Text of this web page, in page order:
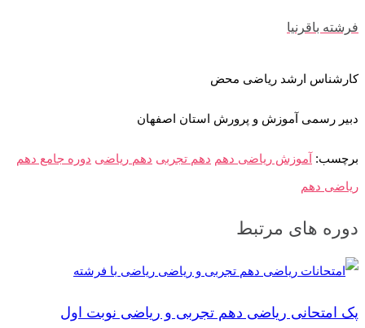
فرشته باقرنیا
کارشناس ارشد ریاضی محض
دبیر رسمی آموزش و پرورش استان اصفهان
برچسب: آموزش ریاضی دهم دهم تجربی دهم ریاضی دوره جامع دهم
ریاضی دهم
دوره های مرتبط
پک امتحانی ریاضی دهم تجربی و ریاضی نوبت اول